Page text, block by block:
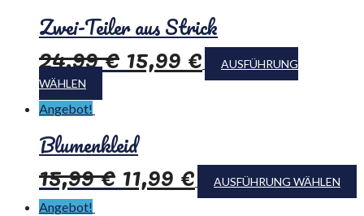
Zwei-Teiler aus Strick
24,99€15,99€
AUSFÜHRUNG
WÄHLEN
Angebot!
Blumenkleid
15,99€11,99€ AUSFÜHRUNG WÄHLEN
Angebot!